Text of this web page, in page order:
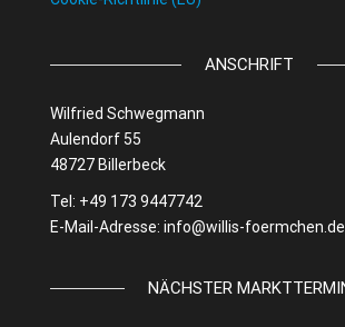
ANSCHRIFT
Wilfried Schwegmann
Aulendorf 55
48727 Billerbeck
Tel: +49 173 9447742
E-Mail-Adresse: info@willis-foermchen.de
NÄCHSTER